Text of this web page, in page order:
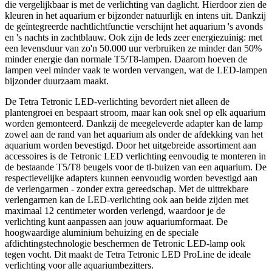
die vergelijkbaar is met de verlichting van daglicht. Hierdoor zien de
kleuren in het aquarium er bijzonder natuurlijk en intens uit. Dankzij
de geïntegreerde nachtlichtfunctie verschijnt het aquarium 's avonds
en 's nachts in zachtblauw. Ook zijn de leds zeer energiezuinig: met
een levensduur van zo'n 50.000 uur verbruiken ze minder dan 50%
minder energie dan normale T5/T8-lampen. Daarom hoeven de
lampen veel minder vaak te worden vervangen, wat de LED-lampen
bijzonder duurzaam maakt.
De Tetra Tetronic LED-verlichting bevordert niet alleen de
plantengroei en bespaart stroom, maar kan ook snel op elk aquarium
worden gemonteerd. Dankzij de meegeleverde adapter kan de lamp
zowel aan de rand van het aquarium als onder de afdekking van het
aquarium worden bevestigd. Door het uitgebreide assortiment aan
accessoires is de Tetronic LED verlichting eenvoudig te monteren in
de bestaande T5/T8 beugels voor de tl-buizen van een aquarium. De
respectievelijke adapters kunnen eenvoudig worden bevestigd aan
de verlengarmen - zonder extra gereedschap. Met de uittrekbare
verlengarmen kan de LED-verlichting ook aan beide zijden met
maximaal 12 centimeter worden verlengd, waardoor je de
verlichting kunt aanpassen aan jouw aquariumformaat. De
hoogwaardige aluminium behuizing en de speciale
afdichtingstechnologie beschermen de Tetronic LED-lamp ook
tegen vocht. Dit maakt de Tetra Tetronic LED ProLine de ideale
verlichting voor alle aquariumbezitters.